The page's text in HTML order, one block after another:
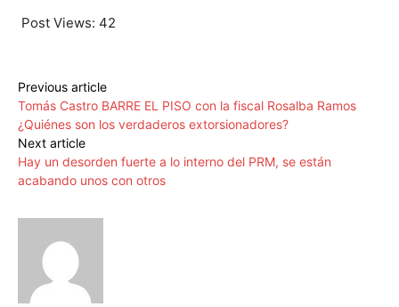
Post Views: 42
Previous article
Tomás Castro BARRE EL PISO con la fiscal Rosalba Ramos
¿Quiénes son los verdaderos extorsionadores?
Next article
Hay un desorden fuerte a lo interno del PRM, se están
acabando unos con otros